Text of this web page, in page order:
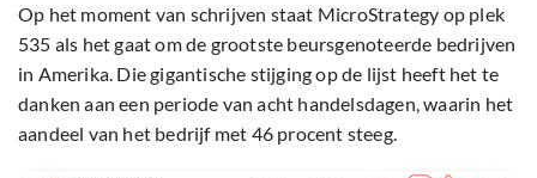
Op het moment van schrijven staat MicroStrategy op plek
535 als het gaat om de grootste beursgenoteerde bedrijven
in Amerika. Die gigantische stijging op de lijst heeft het te
danken aan een periode van acht handelsdagen, waarin het
aandeel van het bedrijf met 46 procent steeg.